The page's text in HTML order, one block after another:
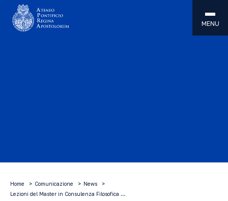
MENU
Home Comunicazione
News
Lezioni del Master in Consulenza Filosofica …